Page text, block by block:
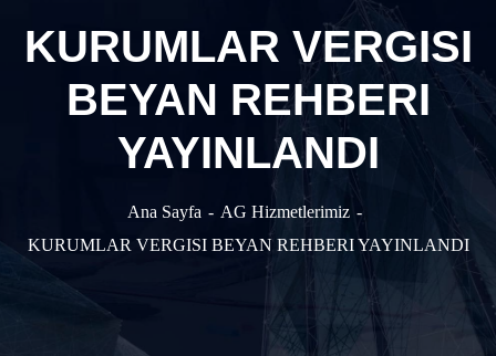
KURUMLAR VERGISI
BEYAN REHBERI
YAYINLANDI
Ana Sayfa
AG Hizmetlerimiz
KURUMLAR VERGISI BEYAN REHBERI YAYINLANDI